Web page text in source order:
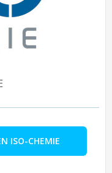
ISO-CHEMIE